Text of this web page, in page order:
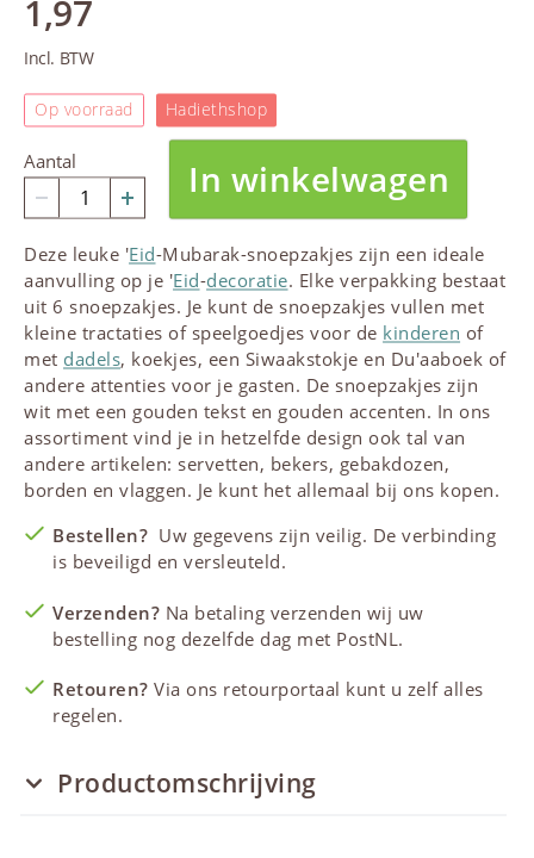
1,97
Incl. BTW
Op voorraad Hadiethshop
Aantal In winkelwagen
Deze leuke 'Eid-Mubarak-snoepzakjes zijn een ideale
aanvulling op je 'Eid-decoratie. Elke verpakking bestaat
uit 6 snoepzakjes. Je kunt de snoepzakjes vullen met
kleine tractaties of speelgoedjes voor de kinderen of
met dadels, koekjes, een Siwaakstokje en Du'aaboek of
andere attenties voor je gasten. De snoepzakjes zijn
wit met een gouden tekst en gouden accenten. In ons
assortiment vind je in hetzelfde design ook tal van
andere artikelen: servetten, bekers, gebakdozen,
borden en vlaggen. Je kunt het allemaal bij ons kopen.
Bestellen? Uw gegevens zijn veilig. De verbinding
is beveiligd en versleuteld.
Verzenden? Na betaling verzenden wij uw
bestelling nog dezelfde dag met PostNL.
Retouren? Via ons retourportaal kunt u zelf alles
regelen.
Productomschrijving